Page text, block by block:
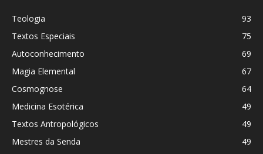
Teologia
93
Textos Especiais
75
Autoconhecimento
69
Magia Elemental
67
Cosmognose
64
Medicina Esotérica
49
Textos Antropológicos
49
Mestres da Senda
49